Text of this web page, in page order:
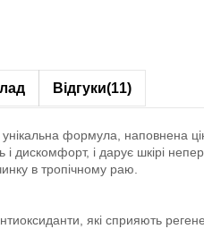
Відгуки(11)
унікальна формула, наповнена
дискомфорт, і дарує шкірі
в тропічному раю.
які сприяють